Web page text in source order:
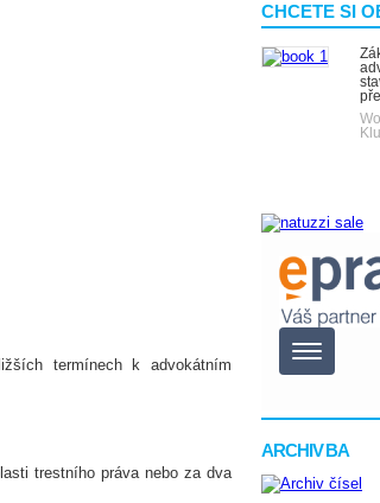
CHCETE SI
ARCHIV BA
termínech k advokátním
trestního práva nebo za dva